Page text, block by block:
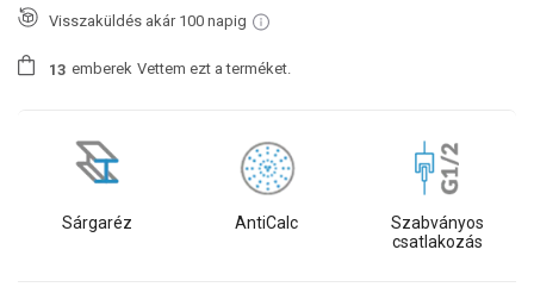
Visszaküldés akár 100 napig
13 emberek Vettem ezt a terméket.
Sárgaréz AntiCalc
Szabványos
csatlakozás